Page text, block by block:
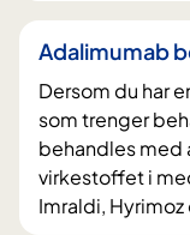
Adalimumab
Dersom du har
som trenger
behandles med
virkestoffet i
Imraldi, Hyrimoz